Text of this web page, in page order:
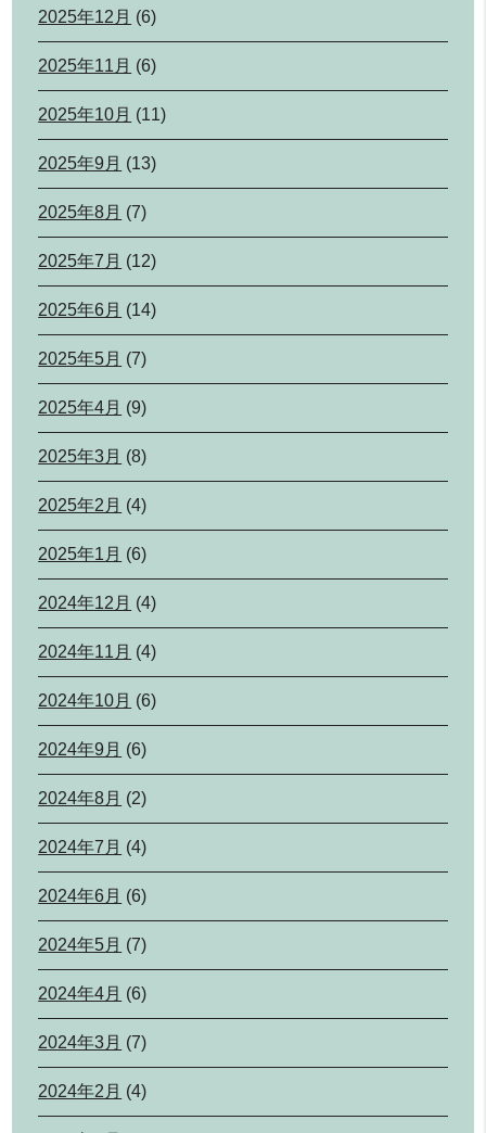
2025年12月 (6)
2025年11月 (6)
2025年10月 (11)
2025年9月 (13)
2025年8月 (7)
2025年7月 (12)
2025年6月 (14)
2025年5月 (7)
2025年4月 (9)
2025年3月 (8)
2025年2月 (4)
2025年1月 (6)
2024年12月 (4)
2024年11月 (4)
2024年10月 (6)
2024年9月 (6)
2024年8月 (2)
2024年7月 (4)
2024年6月 (6)
2024年5月 (7)
2024年4月 (6)
2024年3月 (7)
2024年2月 (4)